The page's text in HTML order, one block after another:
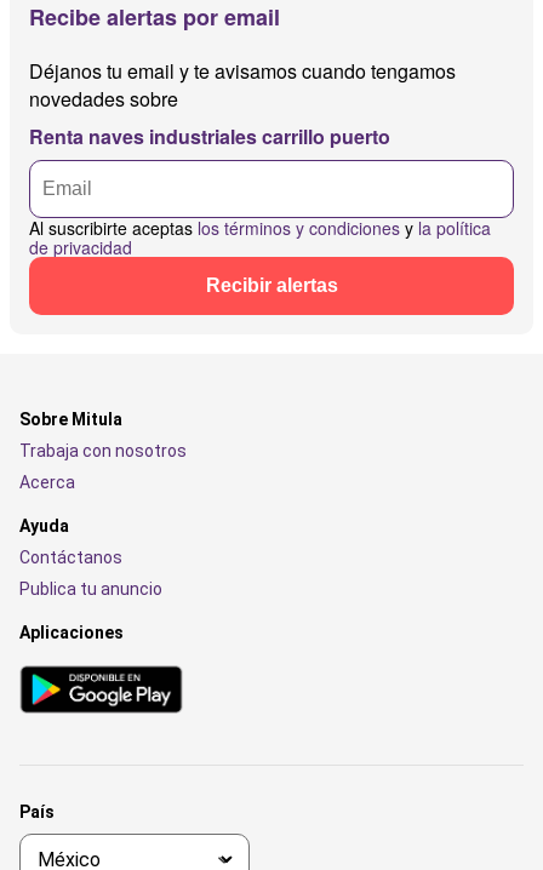
Recibe alertas por email
Déjanos tu email y te avisamos cuando tengamos
novedades sobre
Renta naves industriales carrillo puerto
Al suscribirte aceptas los términos y condiciones y la política
de privacidad
Recibir alertas
Sobre Mitula
Trabaja con nosotros
Acerca
Ayuda
Contáctanos
Publica tu anuncio
Aplicaciones
País